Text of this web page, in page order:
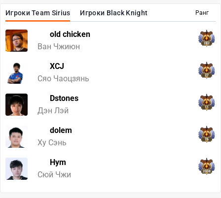
Ранг
Игроки Team Sirius Игроки Black Knight
old chicken
Ван Чжиюн
282
XCJ
Сяо Чаоцзянь
27
Dstones
Дэн Лэй
11
dolem
Ху Сэнь
76
Hym
Сюй Чжи
2008